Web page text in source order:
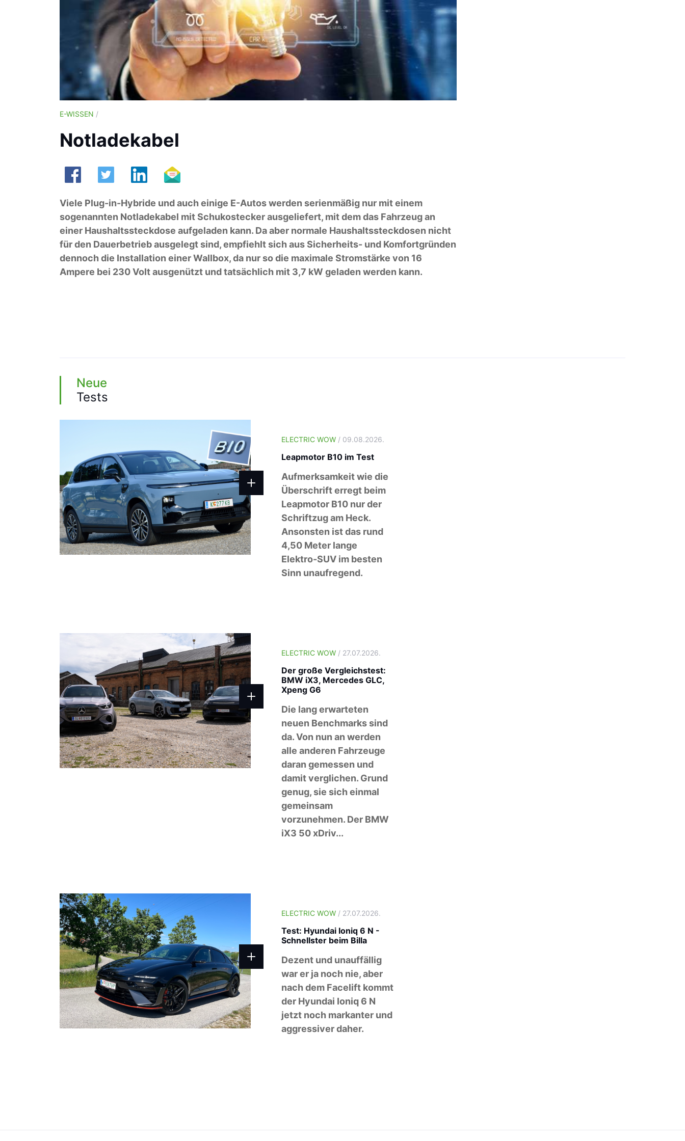
E-WISSEN /
Notladekabel
Viele Plug-in-Hybride und auch einige E-Autos werden serienmäßig nur mit einem
sogenannten Notladekabel mit Schukostecker ausgeliefert, mit dem das Fahrzeug an
einer Haushaltssteckdose aufgeladen kann. Da aber normale Haushaltssteckdosen nicht
für den Dauerbetrieb ausgelegt sind, empfiehlt sich aus Sicherheits- und Komfortgründen
dennoch die Installation einer Wallbox, da nur so die maximale Stromstärke von 16
Ampere bei 230 Volt ausgenützt und tatsächlich mit 3,7 kW geladen werden kann.
Neue
Tests
ELECTRIC WOW/ 09.08.2026.
Leapmotor B10 im Test
Aufmerksamkeit wie die
Überschrift erregt beim
Leapmotor B10 nur der
Schriftzug am Heck.
Ansonsten ist das rund
4,50 Meter lange
Elektro-SUV im besten
Sinn unaufregend.
ELECTRIC WOW/ 27.07.2026.
Der große Vergleichstest:
BMW iX3, Mercedes GLC,
Xpeng G6
Die lang erwarteten
neuen Benchmarks sind
da. Von nun an werden
alle anderen Fahrzeuge
daran gemessen und
damit verglichen. Grund
genug, sie sich einmal
gemeinsam
vorzunehmen. Der BMW
iX3 50 xDriv...
ELECTRIC WOW/ 27.07.2026.
Test: Hyundai Ioniq 6 N -
Schnellster beim Billa
Dezent und unauffällig
war er ja noch nie, aber
nach dem Facelift kommt
der Hyundai Ioniq 6 N
jetzt noch markanter und
aggressiver daher.